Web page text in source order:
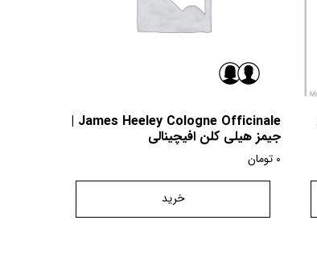
James Heeley Cologne Officinale |
جیمز هیلی کلن افیچینالی
0 تومان
خرید